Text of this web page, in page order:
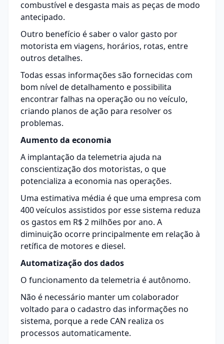
combustível e desgasta mais as peças de modo
antecipado.
Outro benefício é saber o valor gasto por
motorista em viagens, horários, rotas, entre
outros detalhes.
Todas essas informações são fornecidas com
bom nível de detalhamento e possibilita
encontrar falhas na operação ou no veículo,
criando planos de ação para resolver os
problemas.
Aumento da economia
A implantação da telemetria ajuda na
conscientização dos motoristas, o que
potencializa a economia nas operações.
Uma estimativa média é que uma empresa com
400 veículos assistidos por esse sistema reduza
os gastos em R$ 2 milhões por ano. A
diminuição ocorre principalmente em relação à
retífica de motores e diesel.
Automatização dos dados
O funcionamento da telemetria é autônomo.
Não é necessário manter um colaborador
voltado para o cadastro das informações no
sistema, porque a rede CAN realiza os
processos automaticamente.